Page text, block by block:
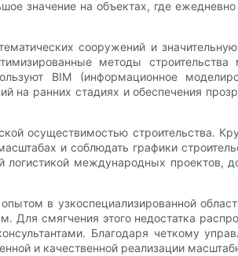
значение на объектах, где
сооружений и
методы строительства
BIM (информационное
на ранних стадиях и обеспечения
осуществимостью строительства.
и соблюдать графики
международных проектов,
в узкоспециализированной
Для смягчения этого недостатка
Благодаря четкому
и качественной реализации